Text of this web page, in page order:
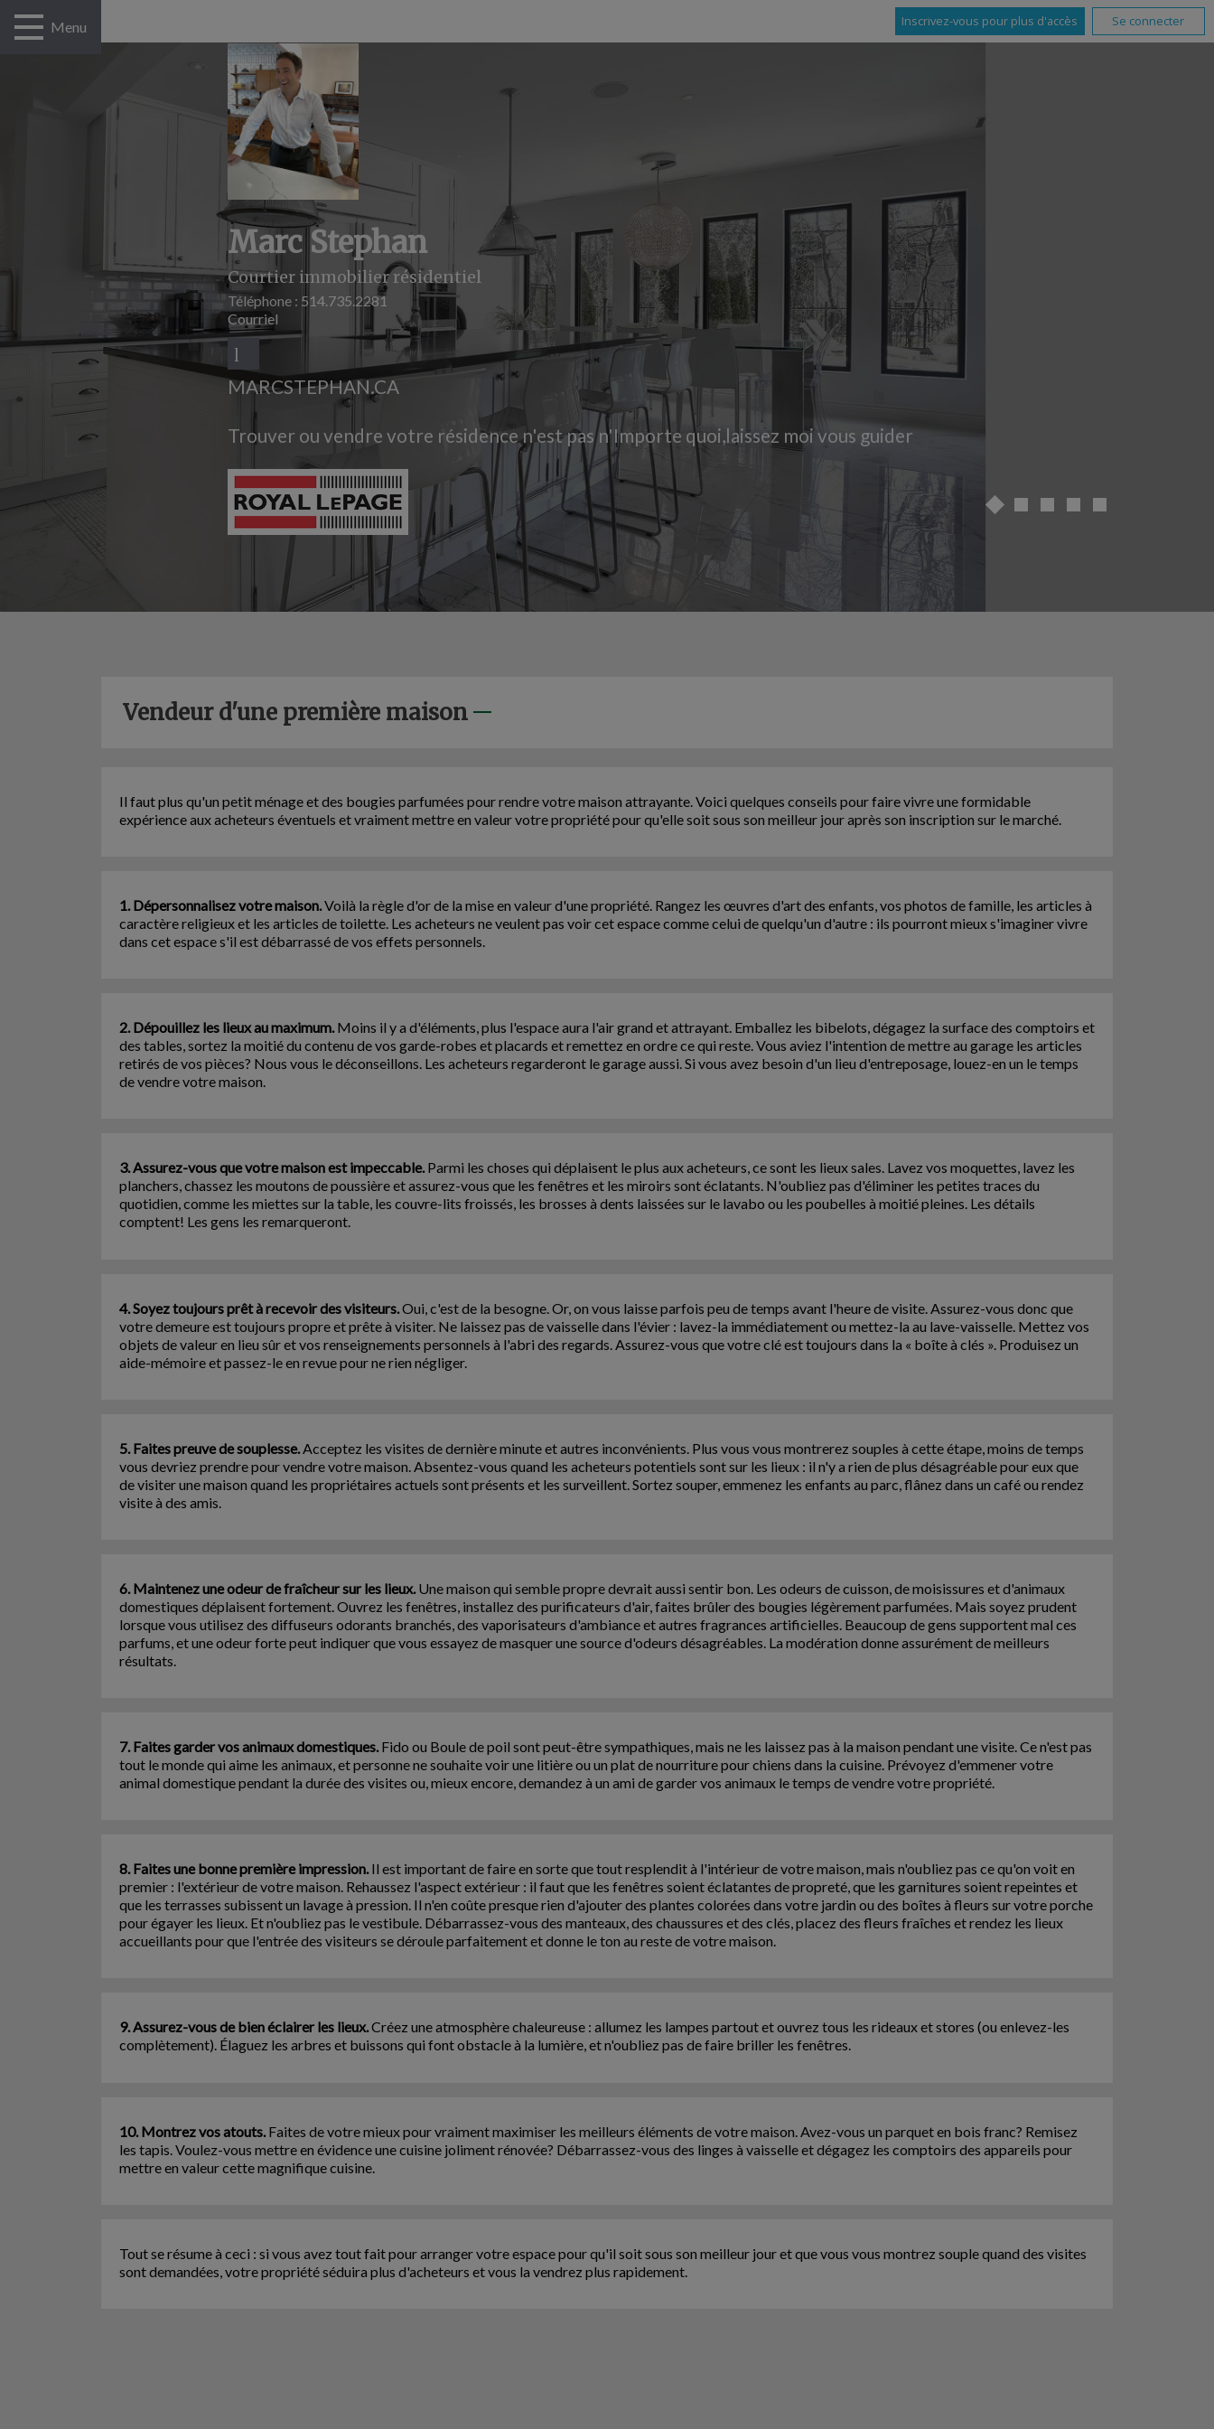
Inscrivez-vous pour plus d'accès Se connecter
Marc Stephan
Courtier immobilier résidentiel
Téléphone : 514.735.2281
Courriel
MARCSTEPHAN.CA
Trouver ou vendre votre résidence n'est pas n'Importe quoi,laissez moi vous guider
Menu
Vendeur d'une première maison
Il faut plus qu'un petit ménage et des bougies parfumées pour rendre votre maison attrayante. Voici quelques conseils pour faire vivre une formidable
expérience aux acheteurs éventuels et vraiment mettre en valeur votre propriété pour qu'elle soit sous son meilleur jour après son inscription sur le marché.
1. Dépersonnalisez votre maison.Voilà la règle d'or de la mise en valeur d'une propriété. Rangez les œuvres d'art des enfants, vos photos de famille, les articles à
caractère religieux et les articles de toilette. Les acheteurs ne veulent pas voir cet espace comme celui de quelqu'un d'autre : ils pourront mieux s'imaginer vivre
dans cet espace s'il est débarrassé de vos effets personnels.
2. Dépouillez les lieux au maximum.Moins il y a d'éléments, plus l'espace aura l'air grand et attrayant. Emballez les bibelots, dégagez la surface des comptoirs et
des tables, sortez la moitié du contenu de vos garde-robes et placards et remettez en ordre ce qui reste. Vous aviez l'intention de mettre au garage les articles
retirés de vos pièces? Nous vous le déconseillons. Les acheteurs regarderont le garage aussi. Si vous avez besoin d'un lieu d'entreposage, louez-en un le temps
de vendre votre maison.
3. Assurez-vous que votre maison est impeccable.Parmi les choses qui déplaisent le plus aux acheteurs, ce sont les lieux sales. Lavez vos moquettes, lavez les
planchers, chassez les moutons de poussière et assurez-vous que les fenêtres et les miroirs sont éclatants. N'oubliez pas d'éliminer les petites traces du
quotidien, comme les miettes sur la table, les couvre-lits froissés, les brosses à dents laissées sur le lavabo ou les poubelles à moitié pleines. Les détails
comptent! Les gens les remarqueront.
4. Soyez toujours prêt à recevoir des visiteurs.Oui, c'est de la besogne. Or, on vous laisse parfois peu de temps avant l'heure de visite. Assurez-vous donc que
votre demeure est toujours propre et prête à visiter. Ne laissez pas de vaisselle dans l'évier : lavez-la immédiatement ou mettez-la au lave-vaisselle. Mettez vos
objets de valeur en lieu sûr et vos renseignements personnels à l'abri des regards. Assurez-vous que votre clé est toujours dans la « boîte à clés ». Produisez un
aide-mémoire et passez-le en revue pour ne rien négliger.
5. Faites preuve de souplesse. Acceptez les visites de dernière minute et autres inconvénients. Plus vous vous montrerez souples à cette étape, moins de temps
vous devriez prendre pour vendre votre maison. Absentez-vous quand les acheteurs potentiels sont sur les lieux : il n'y a rien de plus désagréable pour eux que
de visiter une maison quand les propriétaires actuels sont présents et les surveillent. Sortez souper, emmenez les enfants au parc, flânez dans un café ou rendez
visite à des amis.
6. Maintenez une odeur de fraîcheur sur les lieux.Une maison qui semble propre devrait aussi sentir bon. Les odeurs de cuisson, de moisissures et d'animaux
domestiques déplaisent fortement. Ouvrez les fenêtres, installez des purificateurs d'air, faites brûler des bougies légèrement parfumées. Mais soyez prudent
lorsque vous utilisez des diffuseurs odorants branchés, des vaporisateurs d'ambiance et autres fragrances artificielles. Beaucoup de gens supportent mal ces
parfums, et une odeur forte peut indiquer que vous essayez de masquer une source d'odeurs désagréables. La modération donne assurément de meilleurs
résultats.
7. Faites garder vos animaux domestiques.Fido ou Boule de poil sont peut-être sympathiques, mais ne les laissez pas à la maison pendant une visite. Ce n'est pas
tout le monde qui aime les animaux, et personne ne souhaite voir une litière ou un plat de nourriture pour chiens dans la cuisine. Prévoyez d'emmener votre
animal domestique pendant la durée des visites ou, mieux encore, demandez à un ami de garder vos animaux le temps de vendre votre propriété.
8. Faites une bonne première impression.Il est important de faire en sorte que tout resplendit à l'intérieur de votre maison, mais n'oubliez pas ce qu'on voit en
premier : l'extérieur de votre maison. Rehaussez l'aspect extérieur : il faut que les fenêtres soient éclatantes de propreté, que les garnitures soient repeintes et
que les terrasses subissent un lavage à pression. Il n'en coûte presque rien d'ajouter des plantes colorées dans votre jardin ou des boîtes à fleurs sur votre porche
pour égayer les lieux. Et n'oubliez pas le vestibule. Débarrassez-vous des manteaux, des chaussures et des clés, placez des fleurs fraîches et rendez les lieux
accueillants pour que l'entrée des visiteurs se déroule parfaitement et donne le ton au reste de votre maison.
9. Assurez-vous de bien éclairer les lieux.Créez une atmosphère chaleureuse : allumez les lampes partout et ouvrez tous les rideaux et stores (ou enlevez-les
complètement). Élaguez les arbres et buissons qui font obstacle à la lumière, et n'oubliez pas de faire briller les fenêtres.
10. Montrez vos atouts. Faites de votre mieux pour vraiment maximiser les meilleurs éléments de votre maison. Avez-vous un parquet en bois franc? Remisez
les tapis. Voulez-vous mettre en évidence une cuisine joliment rénovée? Débarrassez-vous des linges à vaisselle et dégagez les comptoirs des appareils pour
mettre en valeur cette magnifique cuisine.
Tout se résume à ceci : si vous avez tout fait pour arranger votre espace pour qu'il soit sous son meilleur jour et que vous vous montrez souple quand des visites
sont demandées, votre propriété séduira plus d'acheteurs et vous la vendrez plus rapidement.